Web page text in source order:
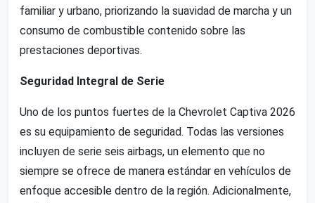
familiar y urbano, priorizando la suavidad de marcha y un
consumo de combustible contenido sobre las
prestaciones deportivas.
Seguridad Integral de Serie
Uno de los puntos fuertes de la Chevrolet Captiva 2026
es su equipamiento de seguridad. Todas las versiones
incluyen de serie seis airbags, un elemento que no
siempre se ofrece de manera estándar en vehículos de
enfoque accesible dentro de la región. Adicionalmente,